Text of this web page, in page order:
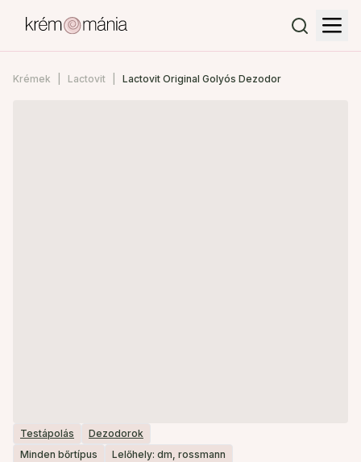
Krémek Lactovit Lactovit Original Golyós Dezodor
Testápolás
Dezodorok
Minden bőrtípus
Lelőhely: dm, rossmann